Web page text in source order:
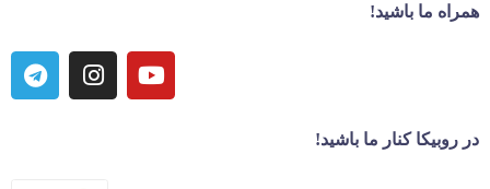
همراه ما باشید!
در روبیکا کنار ما باشید!